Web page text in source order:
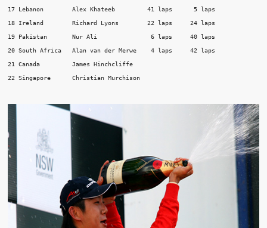
17 Lebanon        Alex Khateeb         41 laps      5 laps
18 Ireland        Richard Lyons        22 laps     24 laps
19 Pakistan       Nur Ali               6 laps     40 laps
20 South Africa   Alan van der Merwe    4 laps     42 laps
21 Canada         James Hinchcliffe